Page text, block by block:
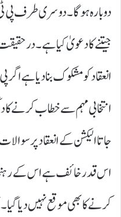
دوبارہ ہوگا۔ دوسری طرف پی
جیتنے کا دعویٰ کیا ہے۔
انعقاد کو مشکوک بنا دیا ہے
انتخابی مہم سے خطاب کرنے
جاتا الیکشن کے انعقاد پر
اس قدر خائف ہے اس کے
کرنے کا بھی موقع نہیں دیا